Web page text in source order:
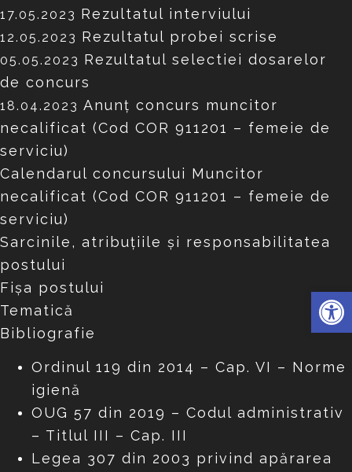
17.05.2023 Rezultatul interviului
12.05.2023 Rezultatul probei scrise
05.05.2023 Rezultatul selectiei dosarelor
de concurs
18.04.2023 Anunț concurs muncitor
necalificat (Cod COR 911201 – femeie de
serviciu)
Calendarul concursului Muncitor
necalificat (Cod COR 911201 – femeie de
serviciu)
Sarcinile, atribuțiile și responsabilitatea
postului
Fișa postului
Tematică
Bibliografie
Ordinul 119 din 2014 – Cap. VI – Norme
igienă
OUG 57 din 2019 – Codul administrativ
– Titlul III – Cap. III
Legea 307 din 2003 privind apărarea